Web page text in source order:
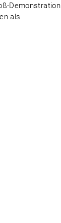
Demonstration
als